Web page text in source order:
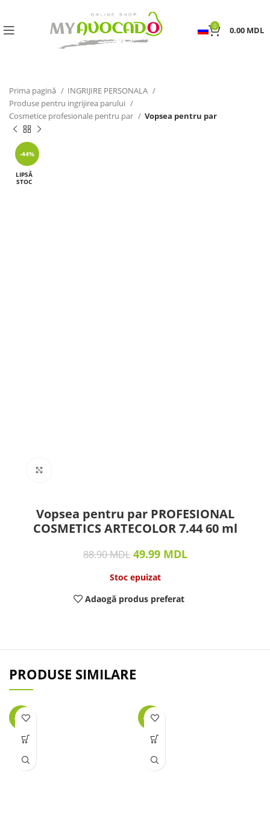
0 0.00 MDL
Prima pagină
INGRIJIRE PERSONALA
Produse pentru ingrijirea parului
Cosmetice profesionale pentru par
Vopsea pentru par
-44%
LIPSĂ
STOC
Vopsea pentru par PROFESIONAL
COSMETICS ARTECOLOR 7.44 60 ml
88.90MDL 49.99 MDL
Stoc epuizat
Adaogă produs preferat
PRODUSE SIMILARE
-22% -23%